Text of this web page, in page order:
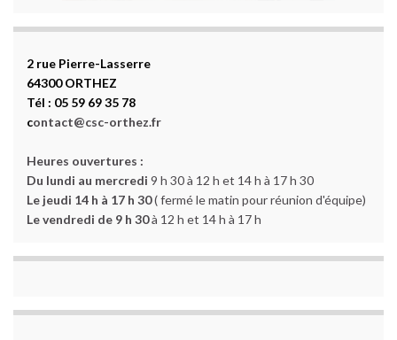
2 rue Pierre-Lasserre
64300 ORTHEZ
Tél : 05 59 69 35 78
contact@csc-orthez.fr
Heures ouvertures :
Du lundi au mercredi 9 h 30 à 12 h et 14 h à 17 h 30
Le jeudi 14 h à 17 h 30( fermé le matin pour réunion d'équipe)
Le vendredi de 9 h 30à 12 h et 14 h à 17 h